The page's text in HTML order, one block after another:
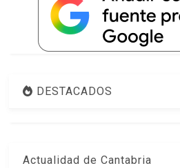
DESTACADOS
Actualidad de Cantabria